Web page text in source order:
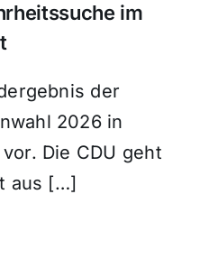
im
der
2026 in
Die CDU geht
aus […]